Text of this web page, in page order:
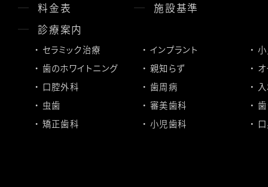
料金表
施設基準
診療案内
セラミック治療
歯のホワイトニング
口腔外科
虫歯
矯正歯科
インプラント
親知らず
歯周病
審美歯科
小児歯科